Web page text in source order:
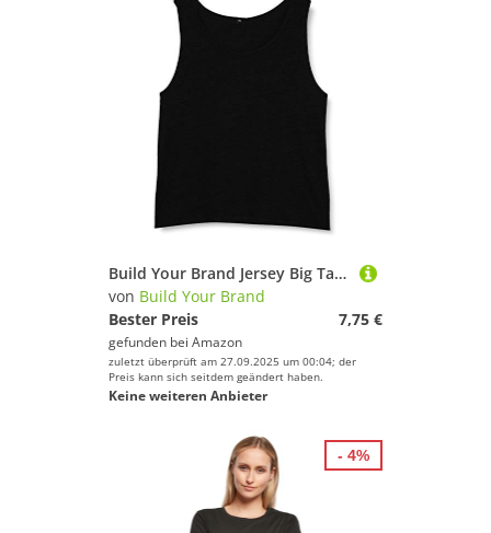
Build Your Brand Jersey Big Tank M,Black
von Build Your Brand
Bester Preis
7,75 €
gefunden bei Amazon
zuletzt überprüft am 27.09.2025 um 00:04; der
Preis kann sich seitdem geändert haben.
Keine weiteren Anbieter
- 4%